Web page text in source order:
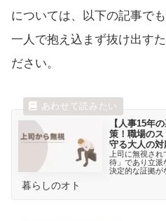
については、以下の記事で
一人で抱え込まず抜け出す
ださい。
【人事15年
策！職場の
守る大人の対
上司に無視さ
待」であり立派
決定的な証拠が
暮らしのオト